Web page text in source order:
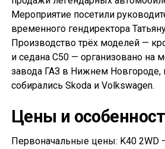
Мероприятие посетили
временного гендиректора
Производство трёх моделей —
и седана С50 — организовано на
завода ГАЗ в Нижнем Новгороде,
собирались Skoda и Volkswagen.
Цены и
Первоначальные цены: K40 2WD